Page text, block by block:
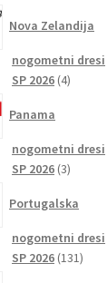
Nova Zelandija
nogometni dresi
SP 2026 44
Panama
nogometni dresi
SP 2026 33
Portugalska
nogometni dresi
SP 2026 131131